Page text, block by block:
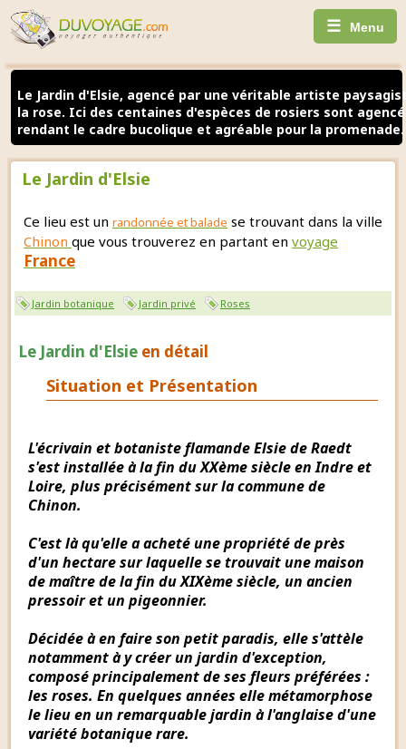
☰ Menu
Le Jardin d'Elsie, agencé par une véritable artiste
la rose. Ici des centaines d'espèces de rosiers sont
rendant le cadre bucolique et agréable pour la promenade.
Le Jardin d'Elsie
Ce lieu est un randonnée et balade se trouvant dans la ville
Chinon que vous trouverez en partant en voyage
France
Jardin botanique Jardin privé Roses
Le Jardin d'Elsie en détail
Situation et Présentation
L'écrivain et botaniste flamande Elsie de Raedt
s'est installée à la fin du XXème siècle en Indre et
Loire, plus précisément sur la commune de
Chinon.
C'est là qu'elle a acheté une propriété de près
d'un hectare sur laquelle se trouvait une maison
de maître de la fin du XIXème siècle, un ancien
pressoir et un pigeonnier.
Décidée à en faire son petit paradis, elle s'attèle
notamment à y créer un jardin d'exception,
composé principalement de ses fleurs préférées :
les roses. En quelques années elle métamorphose
le lieu en un remarquable jardin à l'anglaise d'une
variété botanique rare.